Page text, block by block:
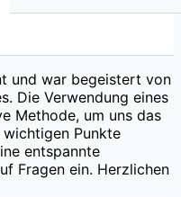
und war begeistert von
Die Verwendung eines
Methode, um uns das
Punkte
entspannte
Fragen ein. Herzlichen